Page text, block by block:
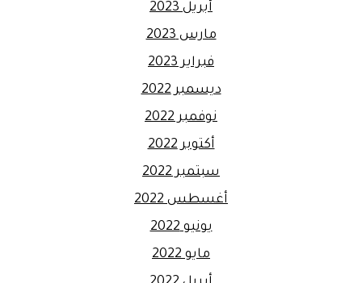
أبريل 2023
مارس 2023
فبراير 2023
ديسمبر 2022
نوفمبر 2022
أكتوبر 2022
سبتمبر 2022
أغسطس 2022
يونيو 2022
مايو 2022